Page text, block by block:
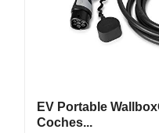
EV Portable
Coches...